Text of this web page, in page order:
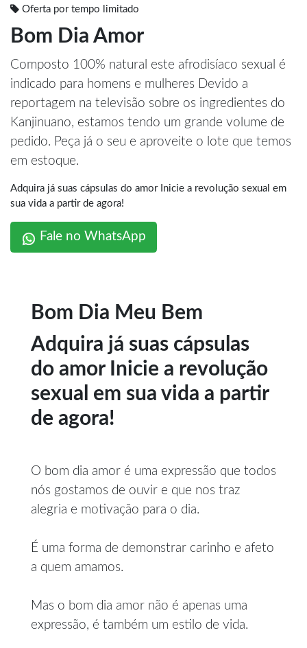
Oferta por tempo limitado
Bom Dia Amor
Composto 100% natural este afrodisíaco sexual é
indicado para homens e mulheres Devido a
reportagem na televisão sobre os ingredientes do
Kanjinuano, estamos tendo um grande volume de
pedido. Peça já o seu e aproveite o lote que temos
em estoque.
Adquira já suas cápsulas do amor Inicie a revolução sexual em
sua vida a partir de agora!
Fale no WhatsApp
Bom Dia Meu Bem
Adquira já suas cápsulas
do amor Inicie a revolução
sexual em sua vida a partir
de agora!
O bom dia amor é uma expressão que todos
nós gostamos de ouvir e que nos traz
alegria e motivação para o dia.
É uma forma de demonstrar carinho e afeto
a quem amamos.
Mas o bom dia amor não é apenas uma
expressão, é também um estilo de vida.